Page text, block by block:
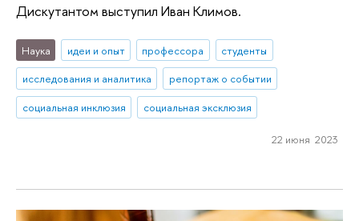
Дискутантом выступил Иван Климов.
Наука идеи и опыт профессора
студенты
исследования и аналитика
репортаж о событии
социальная инклюзия
социальная эксклюзия
22 июня 2023